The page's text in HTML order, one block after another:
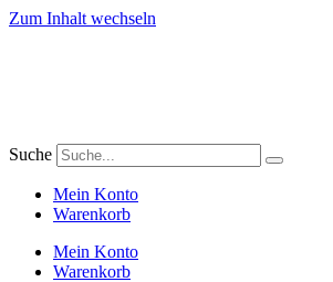
Zum Inhalt wechseln
Suche
Mein Konto
Warenkorb
Mein Konto
Warenkorb